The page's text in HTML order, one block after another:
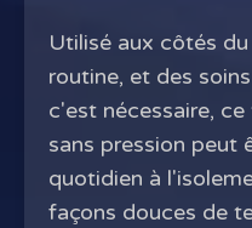
Utilisé aux côtés
routine, et des
c'est nécessaire,
sans pression peut
quotidien à
façons douces de